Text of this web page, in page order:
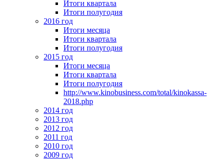
Итоги квартала
Итоги полугодия
2016 год
Итоги месяца
Итоги квартала
Итоги полугодия
2015 год
Итоги месяца
Итоги квартала
Итоги полугодия
http://www.kinobusiness.com/total/kinokassa-
2018.php
2014 год
2013 год
2012 год
2011 год
2010 год
2009 год